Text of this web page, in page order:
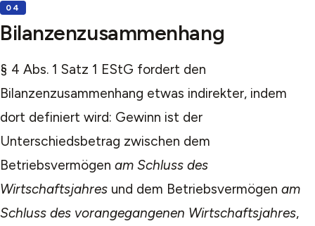
Bilanzenzusammenhang
§ 4 Abs. 1 Satz 1 EStG fordert den
Bilanzenzusammenhang etwas indirekter, indem
dort definiert wird: Gewinn ist der
Unterschiedsbetrag zwischen dem
Betriebsvermögen am Schluss des
Wirtschaftsjahres und dem Betriebsvermögen am
Schluss des vorangegangenen Wirtschaftsjahres,